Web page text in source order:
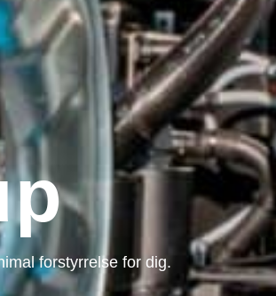
forstyrrelse for dig.